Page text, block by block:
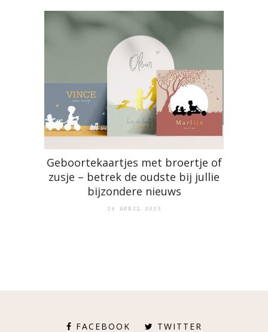
Geboortekaartjes met broertje of
zusje – betrek de oudste bij jullie
bijzondere nieuws
24 APRIL 2025
FACEBOOK TWITTER